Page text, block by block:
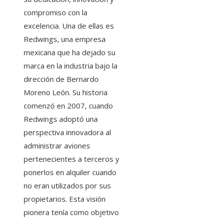
compromiso con la
excelencia. Una de ellas es
Redwings, una empresa
mexicana que ha dejado su
marca en la industria bajo la
dirección de Bernardo
Moreno León. Su historia
comenzó en 2007, cuando
Redwings adoptó una
perspectiva innovadora al
administrar aviones
pertenecientes a terceros y
ponerlos en alquiler cuando
no eran utilizados por sus
propietarios. Esta visión
pionera tenía como objetivo